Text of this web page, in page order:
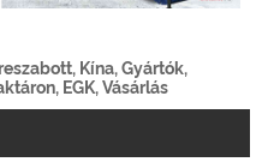
Kína, Gyártók,
EGK, Vásárlás